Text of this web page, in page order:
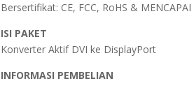
Bersertifikat: CE, FCC, RoHS & MENCAPAI
ISI PAKET
Konverter Aktif DVI ke DisplayPort
INFORMASI PEMBELIAN